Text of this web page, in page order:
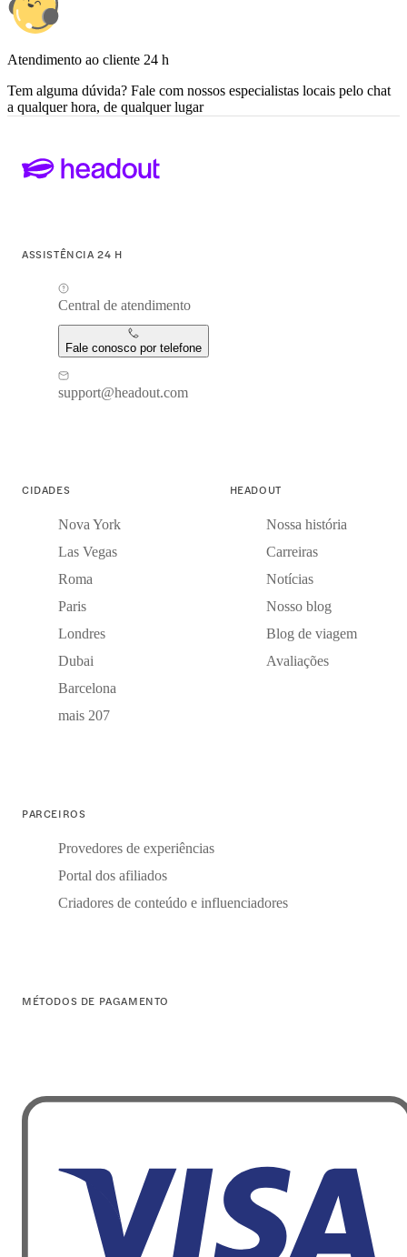
Atendimento ao cliente 24 h
Tem alguma dúvida? Fale com nossos especialistas locais pelo chat
a qualquer hora, de qualquer lugar
ASSISTÊNCIA 24 H
Central de atendimento
Fale conosco por telefone
support@headout.com
CIDADES
Nova York
Las Vegas
Roma
Paris
Londres
Dubai
Barcelona
mais 207
HEADOUT
Nossa história
Carreiras
Notícias
Nosso blog
Blog de viagem
Avaliações
PARCEIROS
Provedores de experiências
Portal dos afiliados
Criadores de conteúdo e influenciadores
MÉTODOS DE PAGAMENTO